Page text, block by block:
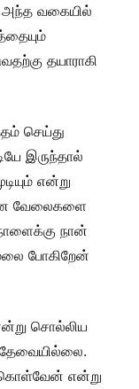
அந்த வகையில்
தயாராகி
செய்து
இருந்தால்
என்று
வேலைகளை
நான்
போகிறேன்
சொல்லிய
என்று